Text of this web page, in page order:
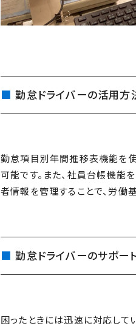
勤怠ドライバーの活用方
勤怠項目別年間推移表機能を
可能です。また、社員台帳機能
者情報を管理することで、労働
勤怠ドライバーのサポー
困ったときには迅速に対応して